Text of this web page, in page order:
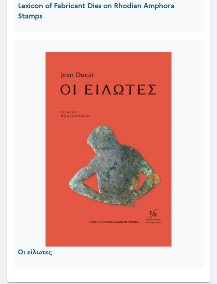
Lexicon of Fabricant Dies on Rhodian Amphora
Stamps
Οι είλωτες